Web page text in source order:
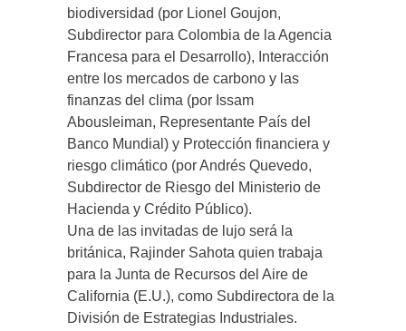
biodiversidad (por Lionel Goujon,
Subdirector para Colombia de la Agencia
Francesa para el Desarrollo), Interacción
entre los mercados de carbono y las
finanzas del clima (por Issam
Abousleiman, Representante País del
Banco Mundial) y Protección financiera y
riesgo climático (por Andrés Quevedo,
Subdirector de Riesgo del Ministerio de
Hacienda y Crédito Público).
Una de las invitadas de lujo será la
británica, Rajinder Sahota quien trabaja
para la Junta de Recursos del Aire de
California (E.U.), como Subdirectora de la
División de Estrategias Industriales.